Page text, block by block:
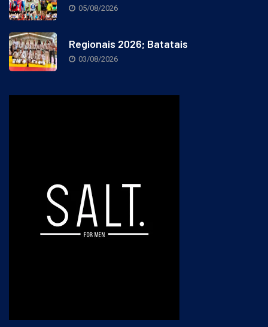
05/08/2026
Regionais 2026; Batatais
03/08/2026